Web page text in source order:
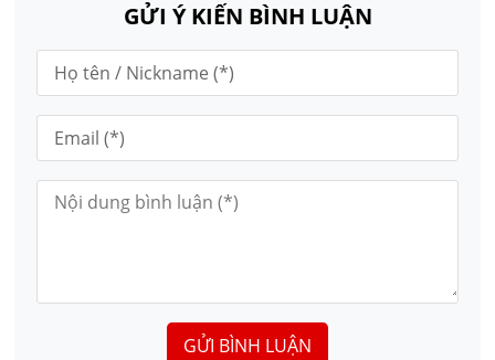
GỬI Ý KIẾN BÌNH LUẬN
GỬI BÌNH LUẬN